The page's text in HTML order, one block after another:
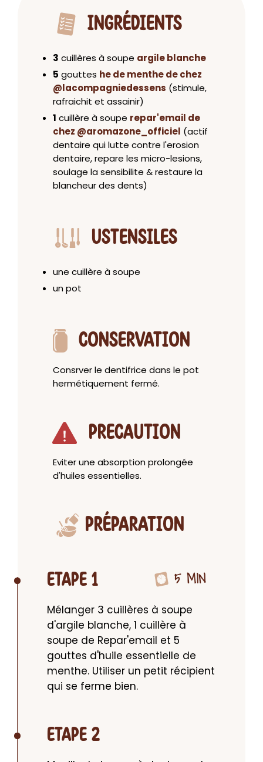
INGRÉDIENTS
3 cuillères à soupe argile blanche
5 gouttes he de menthe de chez
@lacompagniedessens (stimule,
rafraichit et assainir)
1 cuillère à soupe repar'email de
chez @aromazone_officiel (actif
dentaire qui lutte contre l'erosion
dentaire, repare les micro-lesions,
soulage la sensibilite & restaure la
blancheur des dents)
USTENSILES
une cuillère à soupe
un pot
CONSERVATION
Consrver le dentifrice dans le pot
hermétiquement fermé.
PRECAUTION
Eviter une absorption prolongée
d'huiles essentielles.
PRÉPARATION
ETAPE 1 5 MIN
Mélanger 3 cuillères à soupe
d'argile blanche, 1 cuillère à
soupe de Repar'email et 5
gouttes d'huile essentielle de
menthe. Utiliser un petit récipient
qui se ferme bien.
ETAPE 2